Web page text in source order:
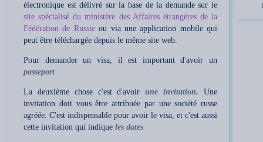
électronique est délivré sur la base de la demande sur le
site spécialisé du ministère des Affaires étrangères de la
Fédération de Russieou via une application mobile qui
peut être téléchargée depuis le même site web.
Pour demander un visa, il est important d'avoir un
passeport
La deuxième chose c'est d'avoirune invitation.
Une
invitation doit vous être attribuée par une société russe
agréée. C'est indispensable pour avoir le visa, et c'est aussi
cette invitation qui indique les dates